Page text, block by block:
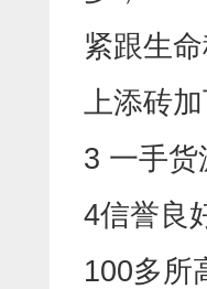
紧跟生
上添砖
3 一手
4信誉良
100多所